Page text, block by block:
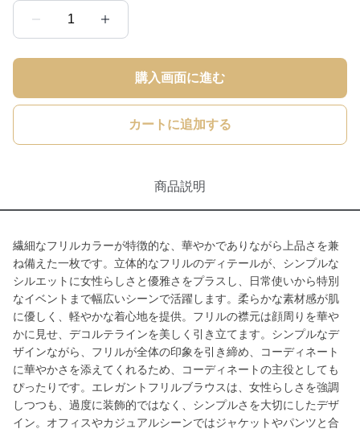
1
購入画面に進む
カートに追加する
商品説明
繊細なフリルカラーが特徴的な、華やかでありながら上品さを兼
ね備えた一枚です。立体的なフリルのディテールが、シンプルな
シルエットに女性らしさと優雅さをプラスし、日常使いから特別
なイベントまで幅広いシーンで活躍します。柔らかな素材感が肌
に優しく、軽やかな着心地を提供。フリルの襟元は顔周りを華や
かに見せ、デコルテラインを美しく引き立てます。シンプルなデ
ザインながら、フリルが全体の印象を引き締め、コーディネート
に華やかさを添えてくれるため、コーディネートの主役としても
ぴったりです。エレガントフリルブラウスは、女性らしさを強調
しつつも、過度に装飾的ではなく、シンプルさを大切にしたデザ
イン。オフィスやカジュアルシーンではジャケットやパンツと合